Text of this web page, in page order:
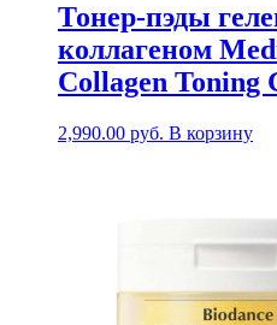
Тонер-пэды
коллагеном
Collagen Toning
2,990.00 руб. В корзину